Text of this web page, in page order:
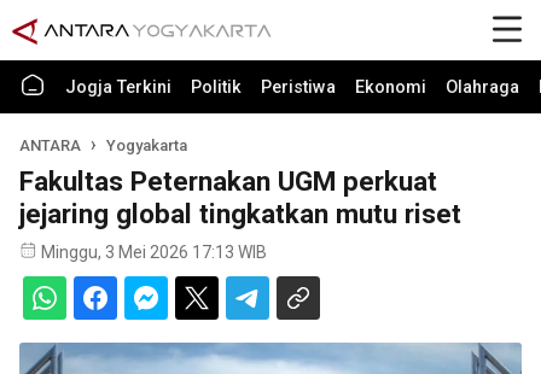
Jogja Terkini Politik Peristiwa Ekonomi Olahraga
ANTARA Yogyakarta
Fakultas Peternakan UGM perkuat
jejaring global tingkatkan mutu riset
Minggu, 3 Mei 2026 17:13 WIB